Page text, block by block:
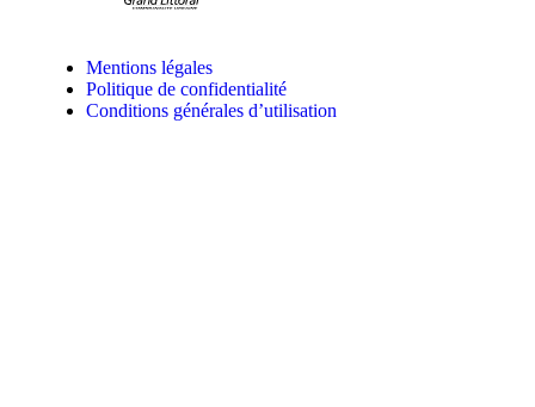
Mentions légales
Politique de confidentialité
Conditions générales d’utilisation